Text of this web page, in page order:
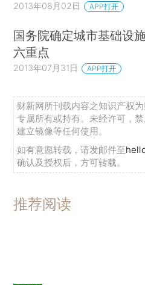
2013年08月02日 APP打开
国务院确定城市基础设
六重点
2013年07月31日 APP打开
财新网所刊载内容之知识产权
专属所有或持有。未经许可，
建立镜像等任何使用。
如有意愿转载，请发邮件至
确认及授权后，方可转载。
推荐阅读